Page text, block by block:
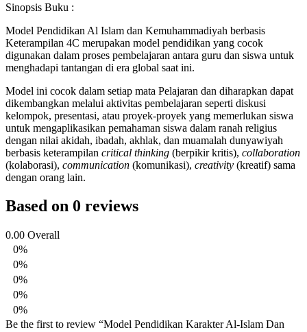
Sinopsis Buku :
Model Pendidikan Al Islam dan Kemuhammadiyah berbasis
Keterampilan 4C merupakan model pendidikan yang cocok
digunakan dalam proses pembelajaran antara guru dan siswa untuk
menghadapi tantangan di era global saat ini.
Model ini cocok dalam setiap mata Pelajaran dan diharapkan dapat
dikembangkan melalui aktivitas pembelajaran seperti diskusi
kelompok, presentasi, atau proyek-proyek yang memerlukan siswa
untuk mengaplikasikan pemahaman siswa dalam ranah religius
dengan nilai akidah, ibadah, akhlak, dan muamalah dunyawiyah
berbasis keterampilan critical thinking (berpikir kritis), collaboration
(kolaborasi), communication (komunikasi), creativity (kreatif) sama
dengan orang lain.
Based on 0 reviews
0.00 Overall
0%
0%
0%
0%
0%
Be the first to review “Model Pendidikan Karakter Al-Islam Dan